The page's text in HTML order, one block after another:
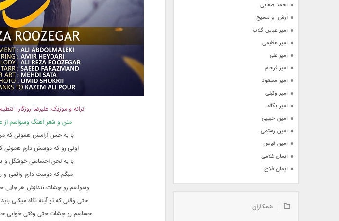
ترانه و موزیک: علیرضا روزگار |
متن و شعر آهنگ وسواسم از
با یه حس آرامش همونی که
اونی رو که دوسش دارم همونی
با یه لحن احساسی خوشگل و
میگم که دوست دارم واقعی و
وسواسم رو چشات نندازش هر جایی
حتی وقتی که تو آینه نگاه میکنی
حساسم رو چشات حتی وقتی خوابی
احمد صفایی
آرش  و مسیح
امیر عباس گلاب
امیر عظیمی
امیر علی
امیر فرجام
امیر مسعود
امیر وکیلی
امیر یگانه
امین حبیبی
امین رستمی
امین فیاض
ایمان غلامی
ایمان فلاح
بابک جهانبخش
بابک مافیهمکاران